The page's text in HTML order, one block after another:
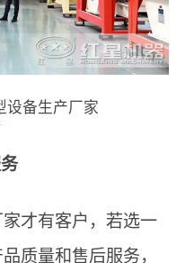
设备生产厂家
才有客户，若选一
质量和售后服务，